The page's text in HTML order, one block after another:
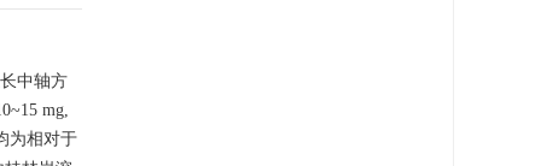
中轴方
mg,
为相对于